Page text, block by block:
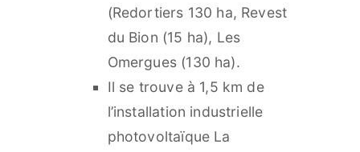
(Redortiers 130 ha, Revest
du Bion (15 ha), Les
Omergues (130 ha).
Il se trouve à 1,5 km de
l’installation industrielle
photovoltaïque La